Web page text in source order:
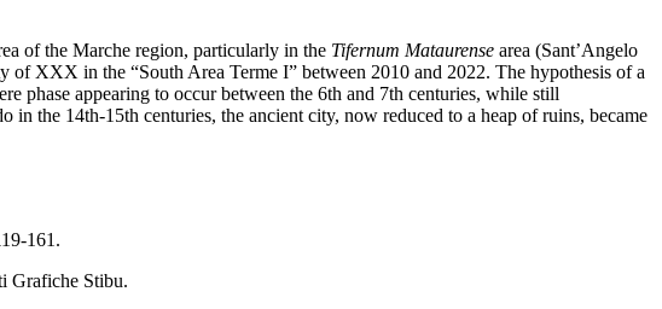
of the Marche region, particularly in the Tifernum Mataurense area (Sant’Angelo
XXX in the “South Area Terme I” between 2010 and 2022. The hypothesis of a
phase appearing to occur between the 6th and 7th centuries, while still
the 14th-15th centuries, the ancient city, now reduced to a heap of ruins, became
161.
Grafiche Stibu.